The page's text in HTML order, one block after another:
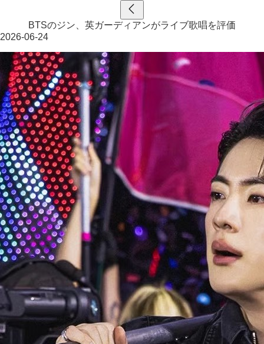
BTSのジン、英ガーディアンがライブ歌唱を評価
2026-06-24